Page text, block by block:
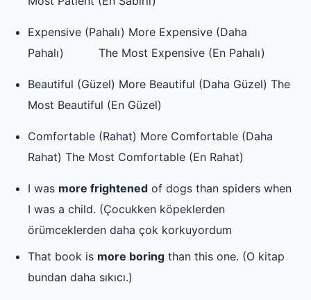
Expensive (Pahalı) More Expensive (Daha
Pahalı) The Most Expensive (En Pahalı)
Beautiful (Güzel) More Beautiful (Daha Güzel) The
Most Beautiful (En Güzel)
Comfortable (Rahat) More Comfortable (Daha
Rahat) The Most Comfortable (En Rahat)
I was more frightened of dogs than spiders when
I was a child. (Çocukken köpeklerden
örümceklerden daha çok korkuyordum
That book is more boring than this one. (O kitap
bundan daha sıkıcı.)